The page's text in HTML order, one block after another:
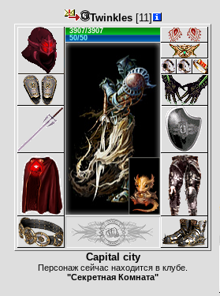
Twinkles[11]
3907/3907
50/50
Capital city
Персонаж сейчас находится в клубе.
"Секретная Комната"